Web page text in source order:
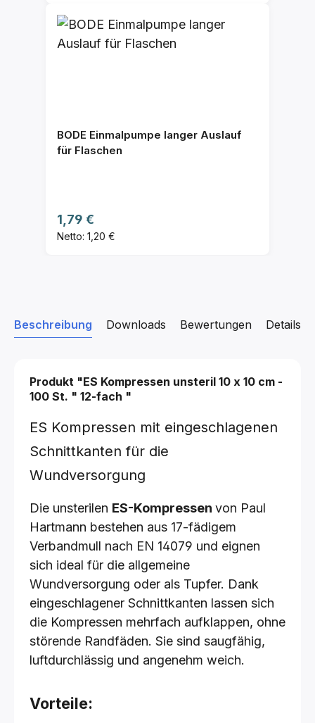
BODE Einmalpumpe langer Auslauf
für Flaschen
Regulärer Preis:
1,79 €
Netto: 1,20 €
Beschreibung Downloads Details
Bewertungen
Produkt "ES Kompressen unsteril 10 x 10 cm -
100 St. " 12-fach "
ES Kompressen mit eingeschlagenen
Schnittkanten für die
Wundversorgung
Die unsterilen ES-Kompressen von Paul
Hartmann bestehen aus 17-fädigem
Verbandmull nach EN 14079 und eignen
sich ideal für die allgemeine
Wundversorgung oder als Tupfer. Dank
eingeschlagener Schnittkanten lassen sich
die Kompressen mehrfach aufklappen, ohne
störende Randfäden. Sie sind saugfähig,
luftdurchlässig und angenehm weich.
Vorteile: